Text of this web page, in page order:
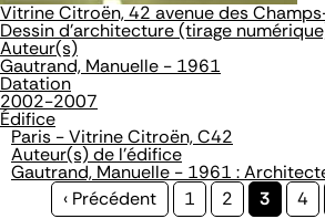
Vitrine Citroën, 42 avenue des
Dessin d'architecture (tirage
Auteur(s)
Gautrand, Manuelle - 1961
Datation
2002-2007
Édifice
Paris - Vitrine Citroën, C42
Auteur(s) de l'édifice
Gautrand, Manuelle - 1961 :
Page
‹ Précédent Page
1 Page
2
Page
3 Page
4